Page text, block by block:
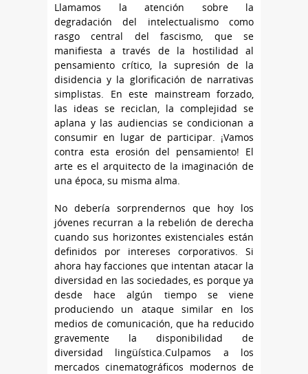
Llamamos la atención sobre la
degradación del intelectualismo como
rasgo central del fascismo, que se
manifiesta a través de la hostilidad al
pensamiento crítico, la supresión de la
disidencia y la glorificación de narrativas
simplistas. En este mainstream forzado,
las ideas se reciclan, la complejidad se
aplana y las audiencias se condicionan a
consumir en lugar de participar. ¡Vamos
contra esta erosión del pensamiento! El
arte es el arquitecto de la imaginación de
una época, su misma alma.
No debería sorprendernos que hoy los
jóvenes recurran a la rebelión de derecha
cuando sus horizontes existenciales están
definidos por intereses corporativos. Si
ahora hay facciones que intentan atacar la
diversidad en las sociedades, es porque ya
desde hace algún tiempo se viene
produciendo un ataque similar en los
medios de comunicación, que ha reducido
gravemente la disponibilidad de
diversidad lingüística.Culpamos a los
mercados cinematográficos modernos de